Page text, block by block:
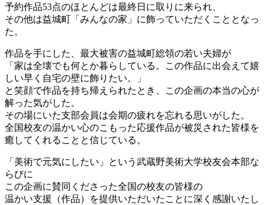
予約作品53点のほとんどは最終日に取りに来られ、
その他は益城町「みんなの家」に飾っていただくこととなっ
た。
作品を手にした、最大被害の益城町総領の若い夫婦が
「家は全壊でも何とか暮らしている。この作品に出会えて嬉
しい早く自宅の壁に飾りたい。」
と笑顔で作品を持ち帰えられたとき、この企画の本当の心が
解った気がした。
その場にいた支部会員は会期の疲れを忘れる思いがした。
全国校友の温かい心のこもった応援作品が被災された皆様を
癒してくれることと信じている。
「美術で元気にしたい」という武蔵野美術大学校友会本部な
らびに
この企画に賛同くださった全国の校友の皆様の
温かい支援（作品）を提供いただいたことに深く感謝いたし